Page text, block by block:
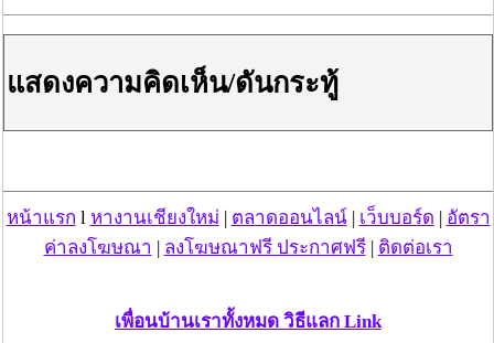
ซึ่งในงบประมาณของ ปี 69 จะเพิ่มขึ้นจากงบประมาณของปี
ผู้รับบริการเพิ่มขึ้น และมีการเพิ่มการเข้าถึงบริการรูปแบบ
ใหม่ ไม่ว่าจะเป็นเทเลเฮลท์ (Tele-Health) หรือว่าเทเลเมดิ
พิง หรือการบริการแว่นตาสำหรับเด็กที่มีอายุตั้งแต่ 3 ถึง 15
ปี รวมไปถึงการบริการบำบัดและฟื้นฟูผู้ติดยาเสพติดใน
ชุมชนอีกด้วย นอกจากนี้ในงบของ ปี 69 ได้มีการเพิ่ม
รายการค่าบริการสร้างเสริมสุขภาพและควบคุมป้องกันโรค
แสดงความคิดเห็น/ดันกระทู้
หน้าแรก l หางานเชียงใหม่ | ตลาดออนไลน์| เว็บบอร์ด | อัตรา
ค่าลงโฆษณา | ลงโฆษณาฟรี ประกาศฟรี| ติดต่อเรา
เพื่อนบ้านเราทั้งหมด วิธีแลก Link